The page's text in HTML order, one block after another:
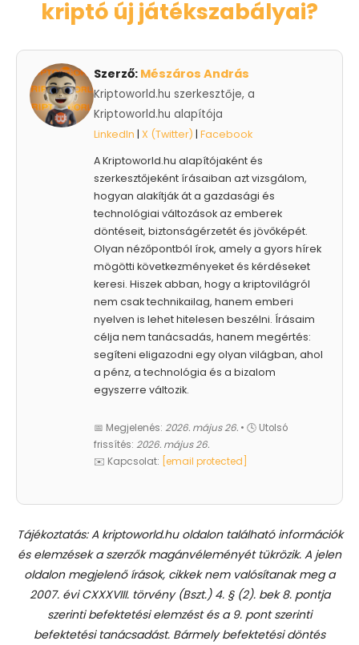
kriptó új játékszabályai?
Szerző: Mészáros András
Kriptoworld.hu szerkesztője, a
Kriptoworld.hu alapítója
LinkedIn | X (Twitter) | Facebook
A Kriptoworld.hu alapítójaként és
szerkesztőjeként írásaiban azt vizsgálom,
hogyan alakítják át a gazdasági és
technológiai változások az emberek
döntéseit, biztonságérzetét és jövőképét.
Olyan nézőpontból írok, amely a gyors hírek
mögötti következményeket és kérdéseket
keresi. Hiszek abban, hogy a kriptovilágról
nem csak technikailag, hanem emberi
nyelven is lehet hitelesen beszélni. Írásaim
célja nem tanácsadás, hanem megértés:
segíteni eligazodni egy olyan világban, ahol
a pénz, a technológia és a bizalom
egyszerre változik.
📅 Megjelenés: 2026. május 26. • 🕓 Utolsó
frissítés: 2026. május 26.
✉️ Kapcsolat:
[email protected]
Tájékoztatás: A kriptoworld.hu oldalon található információk
és elemzések a szerzők magánvéleményét tükrözik. A jelen
oldalon megjelenő írások, cikkek nem valósítanak meg a
2007. évi CXXXVIII. törvény (Bszt.) 4. § (2). bek 8. pontja
szerinti befektetési elemzést és a 9. pont szerinti
befektetési tanácsadást. Bármely befektetési döntés